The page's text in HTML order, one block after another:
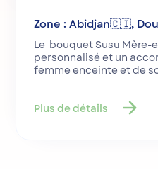
Zone : Abidjan🇨🇮,
Le bouquet Susu Mère-
personnalisé et un
femme enceinte et de
Plus de détails arrow_forward